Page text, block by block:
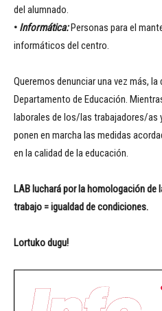
del alumnado.
• Informática:Personas para el
informáticos del centro.
Queremos denunciar una vez más,
Departamento de Educación.
laborales de los/las trabajadores/as
ponen en marcha las medidas
en la calidad de la educación.
LAB luchará por la homologación
trabajo = igualdad de condiciones.
Lortuko dugu!